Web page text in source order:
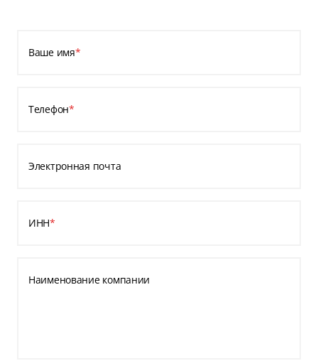
Ваше имя*
Телефон*
Электронная почта
ИНН*
Наименование компании